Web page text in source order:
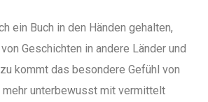
ein Buch in den Händen gehalten,
Geschichten in andere Länder und
kommt das besondere Gefühl von
mehr unterbewusst mit vermittelt